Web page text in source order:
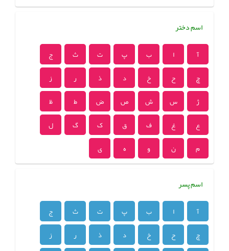
اسم دختر
آ ا ب پ ت ث
ج
چ
ح خ د ذ ر
ز
ژ
س ش ص ض ط
ظ
ع
غ ف ق ک گ
ل
م
ن و ه ی
اسم پسر
آ ا ب پ ت ث
ج
چ
ح خ د ذ ر
ز